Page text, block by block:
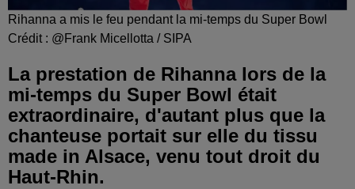
Rihanna a mis le feu pendant la mi-temps du Super Bowl
Crédit : @Frank Micellotta / SIPA
La prestation de Rihanna lors de la
mi-temps du Super Bowl était
extraordinaire, d'autant plus que la
chanteuse portait sur elle du tissu
made in Alsace, venu tout droit du
Haut-Rhin.